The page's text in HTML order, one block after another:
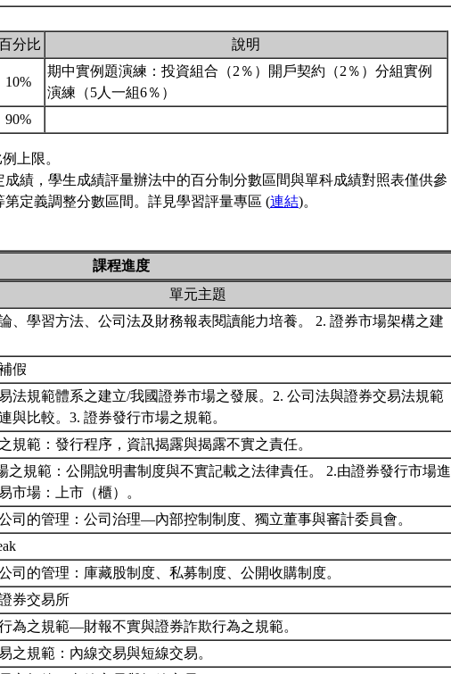
分比 說明
10%
期中實例題演練：投資組合（2％）開戶契約（2％）分組實例
演練（5人一組6％）
90%
上限。
績，學生成績評量辦法中的百分制分數區間與單科成績對照表僅供參
定義調整分數區間。詳見學習評量專區 (連結)。
課程進度
單元主題
、學習方法、公司法及財務報表閱讀能力培養。 2. 證券市場架構之建
假
法規範體系之建立/我國證券市場之發展。2. 公司法與證券交易法規範
與比較。3. 證券發行市場之規範。
規範：發行程序，資訊揭露與揭露不實之責任。
之規範：公開說明書制度與不實記載之法律責任。 2.由證券發行市場進
市場：上市（櫃）。
司的管理：公司治理—內部控制制度、獨立董事與審計委員會。
司的管理：庫藏股制度、私募制度、公開收購制度。
券交易所
為之規範—財報不實與證券詐欺行為之規範。
之規範：內線交易與短線交易。